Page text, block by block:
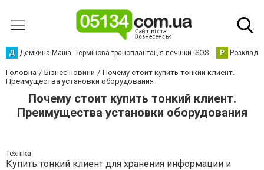
Д Демкина Маша. Термінова трансплантація печінки. SOS Р Розклад
Головна Бізнес новини
Почему стоит купить тонкий клиент.
Преимущества установки оборудования
Почему стоит купить тонкий клиент.
Преимущества установки оборудования
Техніка
Купить тонкий клиент для хранения информации и